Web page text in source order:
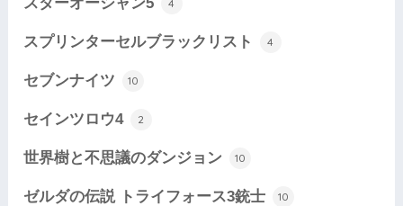
4
スプリンターセルブラックリスト 4
セブンナイツ 10
セインツロウ4 2
世界樹と不思議のダンジョン 10
ゼルダの伝説 トライフォース3銃士 10